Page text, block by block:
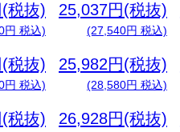
税抜)
円 税込)
25,037円(税抜)
(27,540円 税込)
税抜)
円 税込)
25,982円(税抜)
(28,580円 税込)
税抜) 26,928円(税抜)